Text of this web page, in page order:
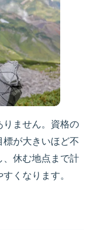
りません。資格の
が大きいほど不
、休む地点まで計
くなります。